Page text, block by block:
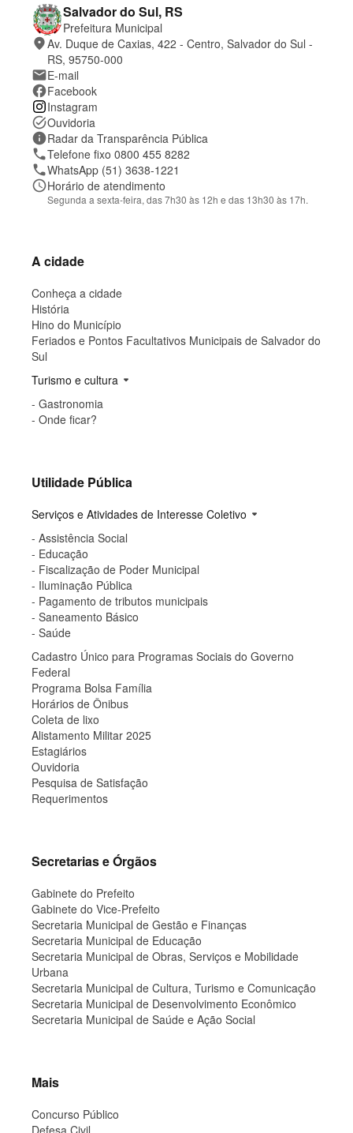
C
o
n
t
t
o
e
l
o
c
a
l
i
z
Salvador do Sul, RS
Prefeitura Municipal
placeAv. Duque de Caxias, 422 - Centro, Salvador do Sul -
RS, 95750-000
mailE-mail
facebookFacebook
Instagram
task_altOuvidoria
information
Radar da Transparência Pública
phoneTelefone fixo 0800 455 8282
phoneWhatsApp (51) 3638-1221
scheduleHorário de atendimento
Segunda a sexta-feira, das 7h30 às 12h e das 13h30 às 17h.
A cidade
Conheça a cidade
História
Hino do Município
Feriados e Pontos Facultativos Municipais de Salvador do
Sul
Turismo e cultura arrow_drop_down
- Gastronomia
- Onde ficar?
Utilidade Pública
Serviços e Atividades de Interesse Coletivo arrow_drop_down
- Assistência Social
- Educação
- Fiscalização de Poder Municipal
- Iluminação Pública
- Pagamento de tributos municipais
- Saneamento Básico
- Saúde
Cadastro Único para Programas Sociais do Governo
Federal
Programa Bolsa Família
Horários de Ônibus
Coleta de lixo
Alistamento Militar 2025
Estagiários
Ouvidoria
Pesquisa de Satisfação
Requerimentos
Secretarias e Órgãos
Gabinete do Prefeito
Gabinete do Vice-Prefeito
Secretaria Municipal de Gestão e Finanças
Secretaria Municipal de Educação
Secretaria Municipal de Obras, Serviços e Mobilidade
Urbana
Secretaria Municipal de Cultura, Turismo e Comunicação
Secretaria Municipal de Desenvolvimento Econômico
Secretaria Municipal de Saúde e Ação Social
Mais
Concurso Público
Defesa Civil